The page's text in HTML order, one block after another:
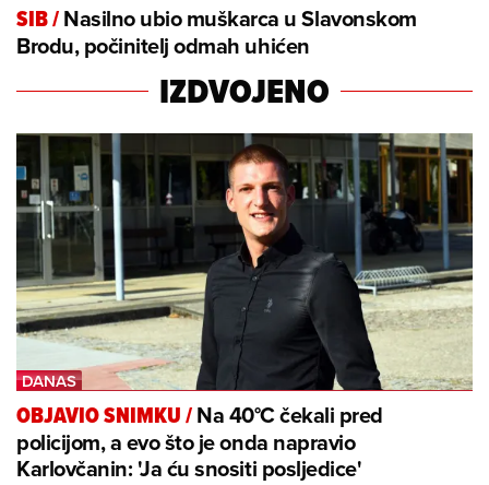
SIB/Nasilno ubio muškarca u Slavonskom
Brodu, počinitelj odmah uhićen
IZDVOJENO
OBJAVIO SNIMKU/Na 40°C čekali pred
policijom, a evo što je onda napravio
Karlovčanin: 'Ja ću snositi posljedice'